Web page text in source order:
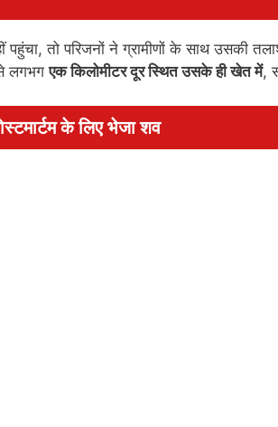
तो परिजनों ने ग्रामीणों के साथ उसकी
लगभगएक किलोमीटर दूर स्थित उसके ही खेत में,
के लिए भेजा शव